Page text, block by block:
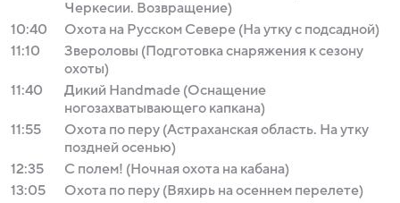
Черкесии. Возвращение)
10:40
Охота на Русском Севере (На утку с подсадной)
11:10
Звероловы (Подготовка снаряжения к сезону
охоты)
11:40
Дикий Handmade (Оснащение
ногозахватывающего капкана)
11:55
Охота по перу (Астраханская область. На утку
поздней осенью)
12:35
С полем! (Ночная охота на кабана)
13:05
Охота по перу (Вяхирь на осеннем перелете)